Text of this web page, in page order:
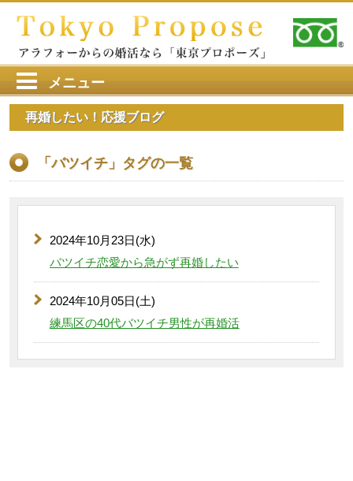
メニュー
再婚したい！応援ブログ
「バツイチ」タグの一覧
2024年10月23日(水)
バツイチ恋愛から急がず再婚したい
2024年10月05日(土)
練馬区の40代バツイチ男性が再婚活